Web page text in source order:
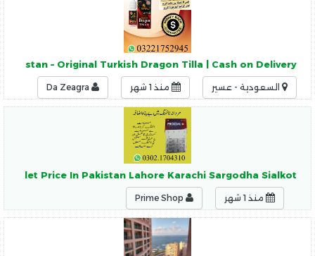
– Original Turkish Dragon Tilla | Cash on Delivery
السعودية - عسير منذ 1 شهر
Tablet Price In Pakistan Lahore Karachi Sargodha Sialkot
منذ 1 شهر